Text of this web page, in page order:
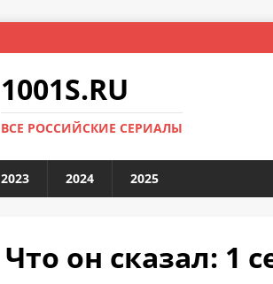
1001S.RU
ВСЕ РОССИЙСКИЕ СЕРИАЛЫ
2023 2024 2025
Что он сказал: 1